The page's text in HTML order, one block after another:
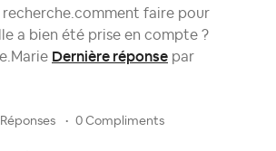
recherche.comment faire pour
a bien été prise en compte ?
Dernière réponse par
0 Compliments